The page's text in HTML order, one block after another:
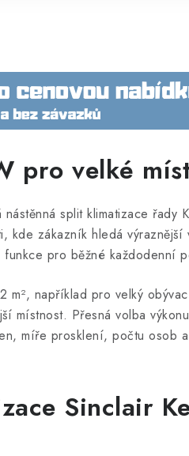
pro velké
split klimatizace řady
zákazník hledá výraznější
pro běžné každodenní
m², například pro velký
místnost. Přesná volba
míře prosklení, počtu osob
Sinclair